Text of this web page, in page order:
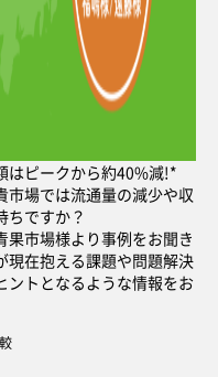
はピークから約40%減!*
市場では流通量の減少や収
ちですか？
市場様より事例をお聞き
現在抱える課題や問題解決
ントとなるような情報をお